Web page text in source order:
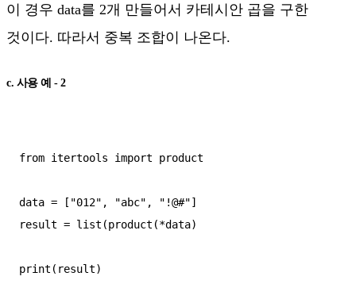
이 경우 data를 2개 만들어서 카테시안 곱을 구한
것이다. 따라서 중복 조합이 나온다.
c. 사용 예 - 2
from itertools import product
data = ["012", "abc", "!@#"]
result = list(product(*data)
print(result)